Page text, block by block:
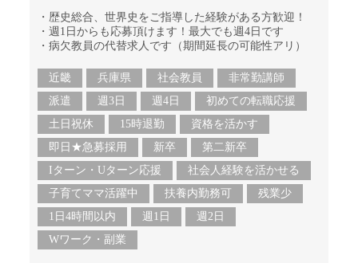
・歴史総合、世界史をご指導した経験がある方歓迎！
・週1日からも応募頂けます！最大でも週4日です
・病欠教員の代替求人です（期間延長の可能性アリ）
近畿 兵庫県 社会教員
非常勤講師
派遣
週3日 週4日
初めての転職応援
土日祝休
15時退勤
資格を活かす
即日★急募採用
新卒
第二新卒
Iターン・Uターン応援
社会人経験を活かせる
子育てママ活躍中
扶養内勤務可
残業少
1日4時間以内
週1日
週2日
Wワーク・副業